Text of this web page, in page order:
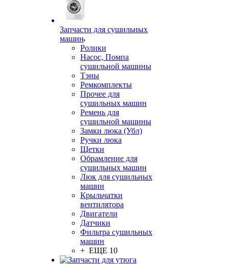
Запчасти для сушильных
машин
Ролики
Насос, Помпа
сушильной машины
Тэны
Ремкомплекты
Прочее для
сушильных машин
Ремень для
сушильной машины
Замки люка (Убл)
Ручки люка
Щетки
Обрамление для
сушильных машин
Люк для сушильных
машин
Крыльчатки
вентилятора
Двигатели
Датчики
Фильтра сушильных
машин
+ ЕЩЕ 10